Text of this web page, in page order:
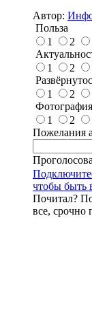
Автор:
Польза
1
2
1
2
1
2
Фотография
1
2
Пожелания
чтобы быть
Почитал?
все, срочно